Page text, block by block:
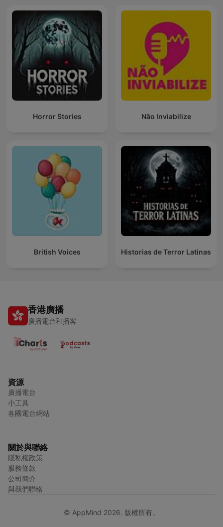
Horror Stories Não Inviabilize
British Voices Historias de Terror Latinas
香港廣播
廣播電台和播客
資源
廣播電台
小工具
各國電台網站
關於與聯絡
隱私權政策
服務條款
公司簡介
與我們聯絡
© AppMind 2026. 版權所有。